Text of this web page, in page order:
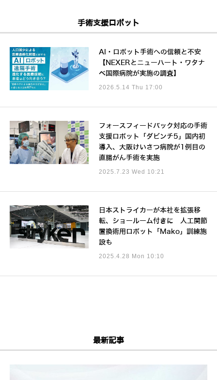
手術支援ロボット
AI・ロボット手術への信頼と不安
【NEXERとニューハート・ワタナ
ベ国際病院が実施の調査】
2026.5.14 Thu 17:00
フォースフィードバック対応の手術
支援ロボット「ダビンチ5」国内初
導入、大阪けいさつ病院が1例目の
直腸がん手術を実施
2025.7.23 Wed 10:21
日本ストライカーが本社を拡張移
転、ショールーム付きに 人工関節
置換術用ロボット「Mako」訓練施
設も
2025.4.28 Mon 10:10
最新記事